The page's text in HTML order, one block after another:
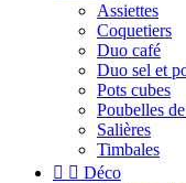
Assiettes
Coquetiers
Duo café
Duo sel et
Pots cubes
Poubelles
Salières
Timbales
  Déco